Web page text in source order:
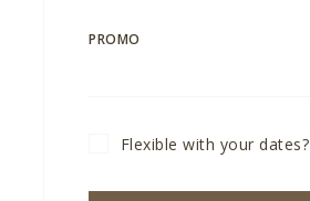
PROMO
Flexible with your dates?